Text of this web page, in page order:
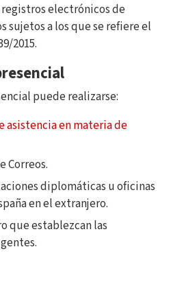
registros electrónicos de
sujetos a los que se refiere el
2015.
puede realizarse:
asistencia en materia de
Correos.
diplomáticas u oficinas
en el extranjero.
que establezcan las